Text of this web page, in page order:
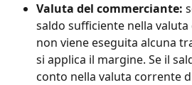
Valuta del commerciante:
saldo sufficiente nella
non viene eseguita alcuna
si applica il margine. Se il
conto nella valuta corrente